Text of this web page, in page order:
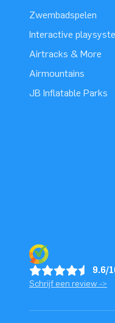
Zwembadspelen
Interactive
Airtracks & More
Airmountains
JB Inflatable Parks
9.6/
Schrijf een review ->